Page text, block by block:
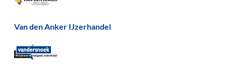
Van den Anker IJzerhandel